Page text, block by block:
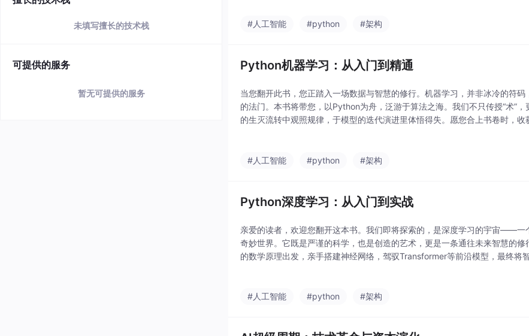
未填写擅长的技术栈
可提供的服务
暂无可提供的服务
#人工智能
#python #架构
Python机器学习：从入门到精通
当您翻开此书，您正踏入一场数据与智慧的修行。机器学习，并非冰冷的符
的法门。本书将带您，以Python为舟，泛游于算法之海。我们不只传授“术”
的生灭流转中观照规律，于模型的迭代演进里体悟得失。愿您合上书卷时，收
#人工智能 #python #架构
Python深度学习：从入门到实战
亲爱的读者，欢迎您翻开这本书。我们即将探索的，是深度学习的宇宙——一
奇妙世界。它既是严谨的科学，也是创造的艺术，更是一条通往未来智慧的
的数学原理出发，亲手搭建神经网络，驾驭Transformer等前沿模型，最终将
#人工智能
#python #架构